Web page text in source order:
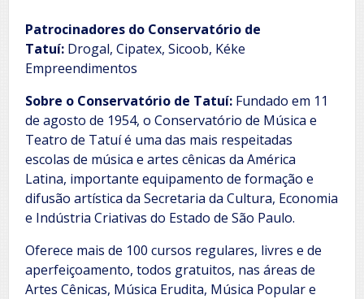
Patrocinadores do Conservatório de
Tatuí: Drogal, Cipatex, Sicoob, Kéke
Empreendimentos
Sobre o Conservatório de Tatuí: Fundado em 11
de agosto de 1954, o Conservatório de Música e
Teatro de Tatuí é uma das mais respeitadas
escolas de música e artes cênicas da América
Latina, importante equipamento de formação e
difusão artística da Secretaria da Cultura, Economia
e Indústria Criativas do Estado de São Paulo.
Oferece mais de 100 cursos regulares, livres e de
aperfeiçoamento, todos gratuitos, nas áreas de
Artes Cênicas, Música Erudita, Música Popular e